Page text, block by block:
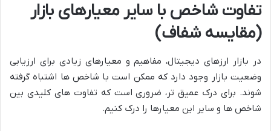
تفاوت شاخص با سایر معیارهای بازار
(مقایسه شفاف)
در بازار ارزهای دیجیتال، مفاهیم و معیارهای زیادی برای ارزیابی
وضعیت بازار وجود دارد که ممکن است با شاخص ها اشتباه گرفته
شوند. برای درک عمیق تر، ضروری است که تفاوت های کلیدی بین
شاخص ها و سایر این معیارها را درک کنیم.